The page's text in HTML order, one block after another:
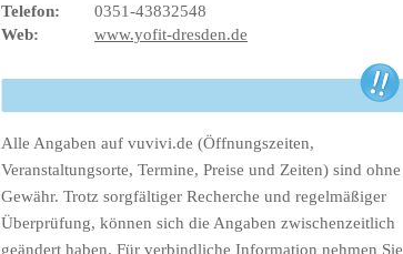
Telefon:
0351-43832548
Web:
www.yofit-dresden.de
Alle Angaben auf vuvivi.de (Öffnungszeiten,
Veranstaltungsorte, Termine, Preise und Zeiten) sind ohne
Gewähr. Trotz sorgfältiger Recherche und regelmäßiger
Überprüfung, können sich die Angaben zwischenzeitlich
geändert haben. Für verbindliche Information nehmen Sie